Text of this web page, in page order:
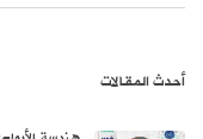
أحدث المقالات